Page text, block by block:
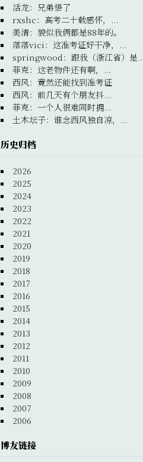
活龙： 兄弟悟了
rxshc： 高考二十载感怀，...
美清： 貌似我俩都是88年的。
落落vici ： 这准考证好干净，...
springwood ： 跟我（浙江省）是
菲克： 这老物件还有啊，...
西风： 竟然还能找到准考证
西风： 前几天有个朋友抖...
菲克： 一个人很难同时拥...
土木坛子： 谁念西风独自凉，...
历史归档
2026
2025
2024
2023
2022
2021
2020
2019
2018
2017
2016
2015
2014
2013
2012
2011
2010
2009
2008
2007
2006
博友链接